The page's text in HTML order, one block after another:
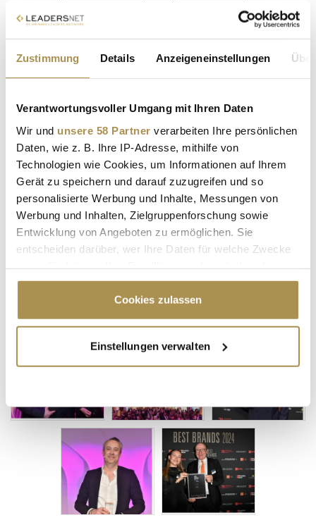
Zustimmung Details Anzeigeneinstellungen
Verantwortungsvoller Umgang mit Ihren Daten
Wir und unsere 58 Partner verarbeiten Ihre persönlichen
Daten, wie z. B. Ihre IP-Adresse, mithilfe von
Technologien wie Cookies, um Informationen auf Ihrem
Gerät zu speichern und darauf zuzugreifen und so
personalisierte Werbung und Inhalte, Messungen von
Werbung und Inhalten, Zielgruppenforschung sowie
Entwicklung von Angeboten zu ermöglichen. Sie
entscheiden darüber, wer Ihre Daten für welche Zwecke
Cookie-Erklärung oder durch Klicken auf das Privacy
Trigger Symbol ändern oder widerrufen
Informationen über Ihre geografische Lage
erfassen, welche bis auf einige Meter genau sein
bestimmten Merkmalen (Fingerprinting) identifizieren
Erfahren Sie mehr darüber, wie Ihre persönlichen Daten
verarbeitet werden, und legen Sie Ihre Präferenzen im
Abschnitt Einzelheitenfest.
Wir verwenden Cookies, um Inhalte und Anzeigen zu
Cookies zulassen
Einstellungen verwalten
Oberbayern), Mariella Ahrens, Michael Kamm, Josef Mey
(Silhouette), Alessandra Geissel, Giulia Siegel und viele mehr.